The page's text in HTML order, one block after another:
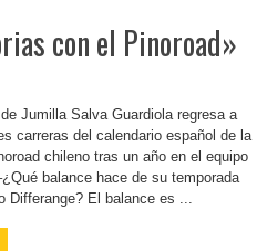
con el Pinoroad»
Jumilla Salva Guardiola regresa a
carreras del calendario español de la
chileno tras un año en el equipo
balance hace de su temporada
Differange? El balance es ...